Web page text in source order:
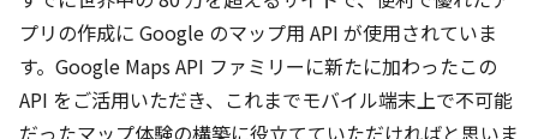
プリの作成に Google のマップ用 API が使用されていま
す。Google Maps API ファミリーに新たに加わったこの
API をご活用いただき、これまでモバイル端末上で不可能
だったマップ体験の構築に役立てていただければと思いま